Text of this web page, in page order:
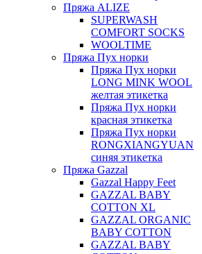
Пряжа ALIZE
SUPERWASH
COMFORT SOCKS
WOOLTIME
Пряжа Пух норки
Пряжа Пух норки
LONG MINK WOOL
желтая этикетка
Пряжа Пух норки
красная этикетка
Пряжа Пух норки
RONGXIANGYUAN
синяя этикетка
Пряжа Gazzal
Gazzal Happy Feet
GAZZAL BABY
COTTON XL
GAZZAL ORGANIC
BABY COTTON
GAZZAL BABY